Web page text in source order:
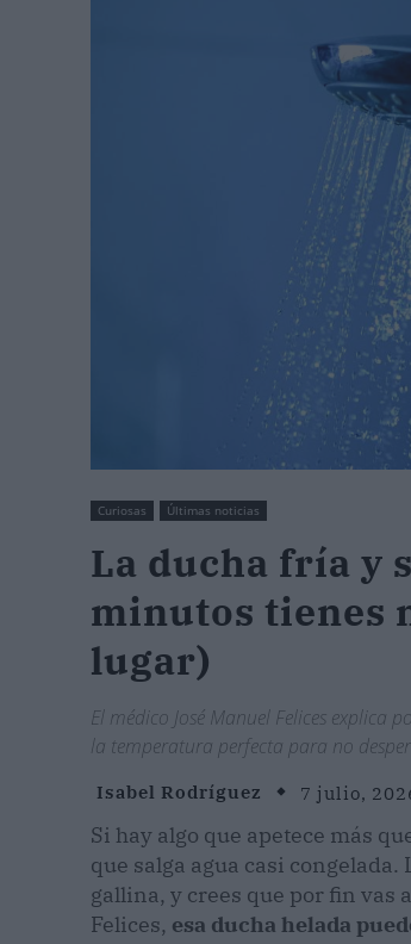
Curiosas Últimas noticias
La ducha fría y
minutos tienes
lugar)
El médico José Manuel Felices explica
la temperatura perfecta para no
Isabel Rodríguez 7 julio,
Si hay algo que apetece más
que salga agua casi
gallina, y crees que por fin vas
Felices, esa ducha helada